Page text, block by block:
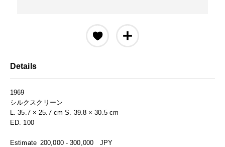
Details
1969
シルクスクリーン
L. 35.7 × 25.7 cm S. 39.8 × 30.5 cm
ED. 100
Estimate 200,000 - 300,000 JPY